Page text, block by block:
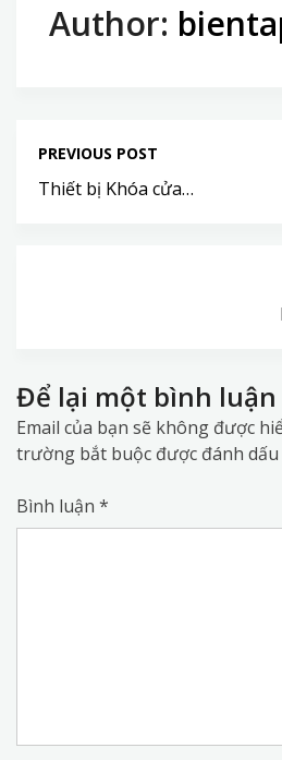
Author:
PREVIOUS POST
Thiết bị Khóa cửa…
Để lại một bình luận
Email của bạn sẽ không được
trường bắt buộc được đánh dấu
Bình luận *